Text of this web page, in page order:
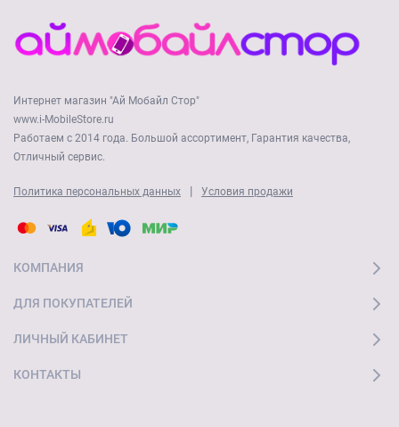
Интернет магазин "Ай Мобайл Стор"
www.i-MobileStore.ru
Работаем с 2014 года. Большой ассортимент, Гарантия качества,
Отличный сервис.
Политика персональных данных | Условия продажи
КОМПАНИЯ
ДЛЯ ПОКУПАТЕЛЕЙ
ЛИЧНЫЙ КАБИНЕТ
КОНТАКТЫ